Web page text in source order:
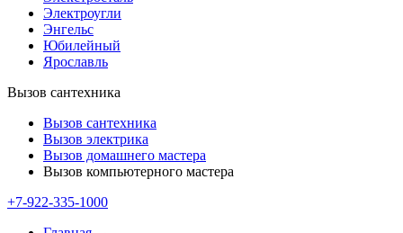
Электроугли
Энгельс
Юбилейный
Ярославль
Вызов сантехника
Вызов сантехника
Вызов электрика
Вызов домашнего мастера
Вызов компьютерного мастера
+7-922-335-1000